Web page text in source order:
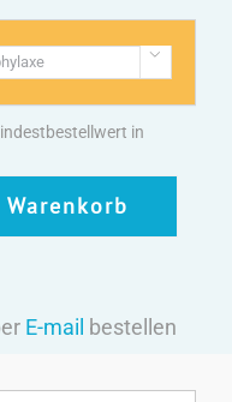

in
E-mail bestellen